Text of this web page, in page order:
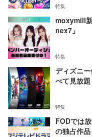
特集
moxymill
nex7」
特集
ディズニ
べて見放題
特集
FODでは
の独占作品